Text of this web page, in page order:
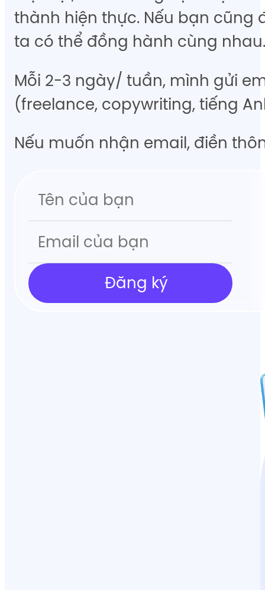
thành hiện thực. Nếu bạn
ta có thể đồng hành cùng nhau.
Mỗi 2-3 ngày/ tuần, mình gửi
(freelance, copywriting, tiếng
Nếu muốn nhận email, điền
Đăng ký